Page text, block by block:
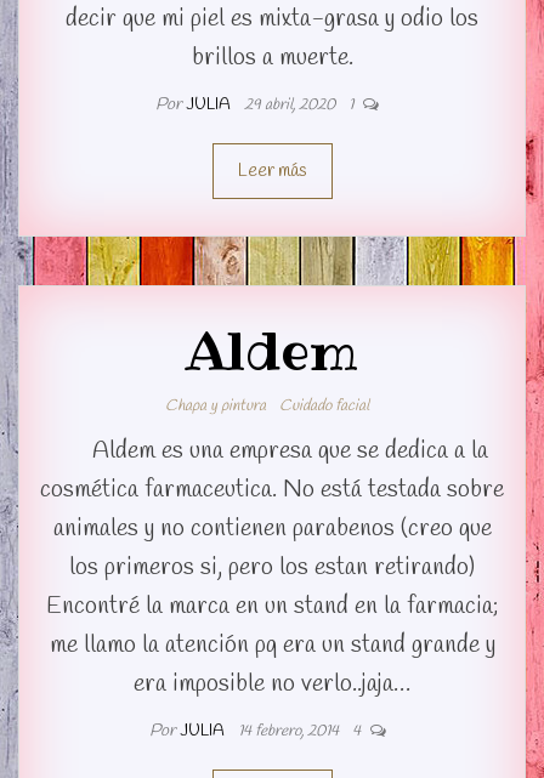
decir que mi piel es mixta-grasa y odio los
brillos a muerte.
PorJULIA 29 abril, 2020 1
Leer más
Aldem
Chapa y pintura Cuidado facial
Aldem es una empresa que se dedica a la
cosmética farmaceutica. No está testada sobre
animales y no contienen parabenos (creo que
los primeros si, pero los estan retirando)
Encontré la marca en un stand en la farmacia;
me llamo la atención pq era un stand grande y
era imposible no verlo..jaja…
PorJULIA 14 febrero, 2014 4